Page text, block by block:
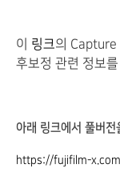
이 링크의 Capture
후보정 관련 정보
아래 링크에서 풀버
https://fujifilm-